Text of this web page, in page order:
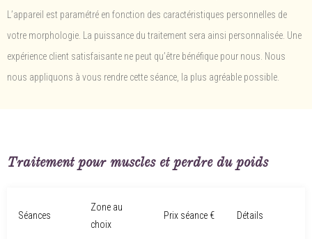
L’appareil est paramétré en fonction des caractéristiques personnelles de
votre morphologie. La puissance du traitement sera ainsi personnalisée. Une
expérience client satisfaisante ne peut qu’être bénéfique pour nous. Nous
nous appliquons à vous rendre cette séance, la plus agréable possible.
Traitement pour muscles et perdre du poids
Séances
Zone au
choix
Prix séance € Détails